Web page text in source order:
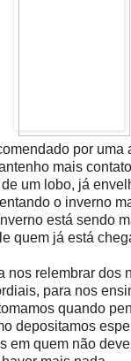
por uma
mais
um lobo, já
o inverno
está sendo
quem já está
nos relembrar dos
para nos
quando
depositamos
em quem não